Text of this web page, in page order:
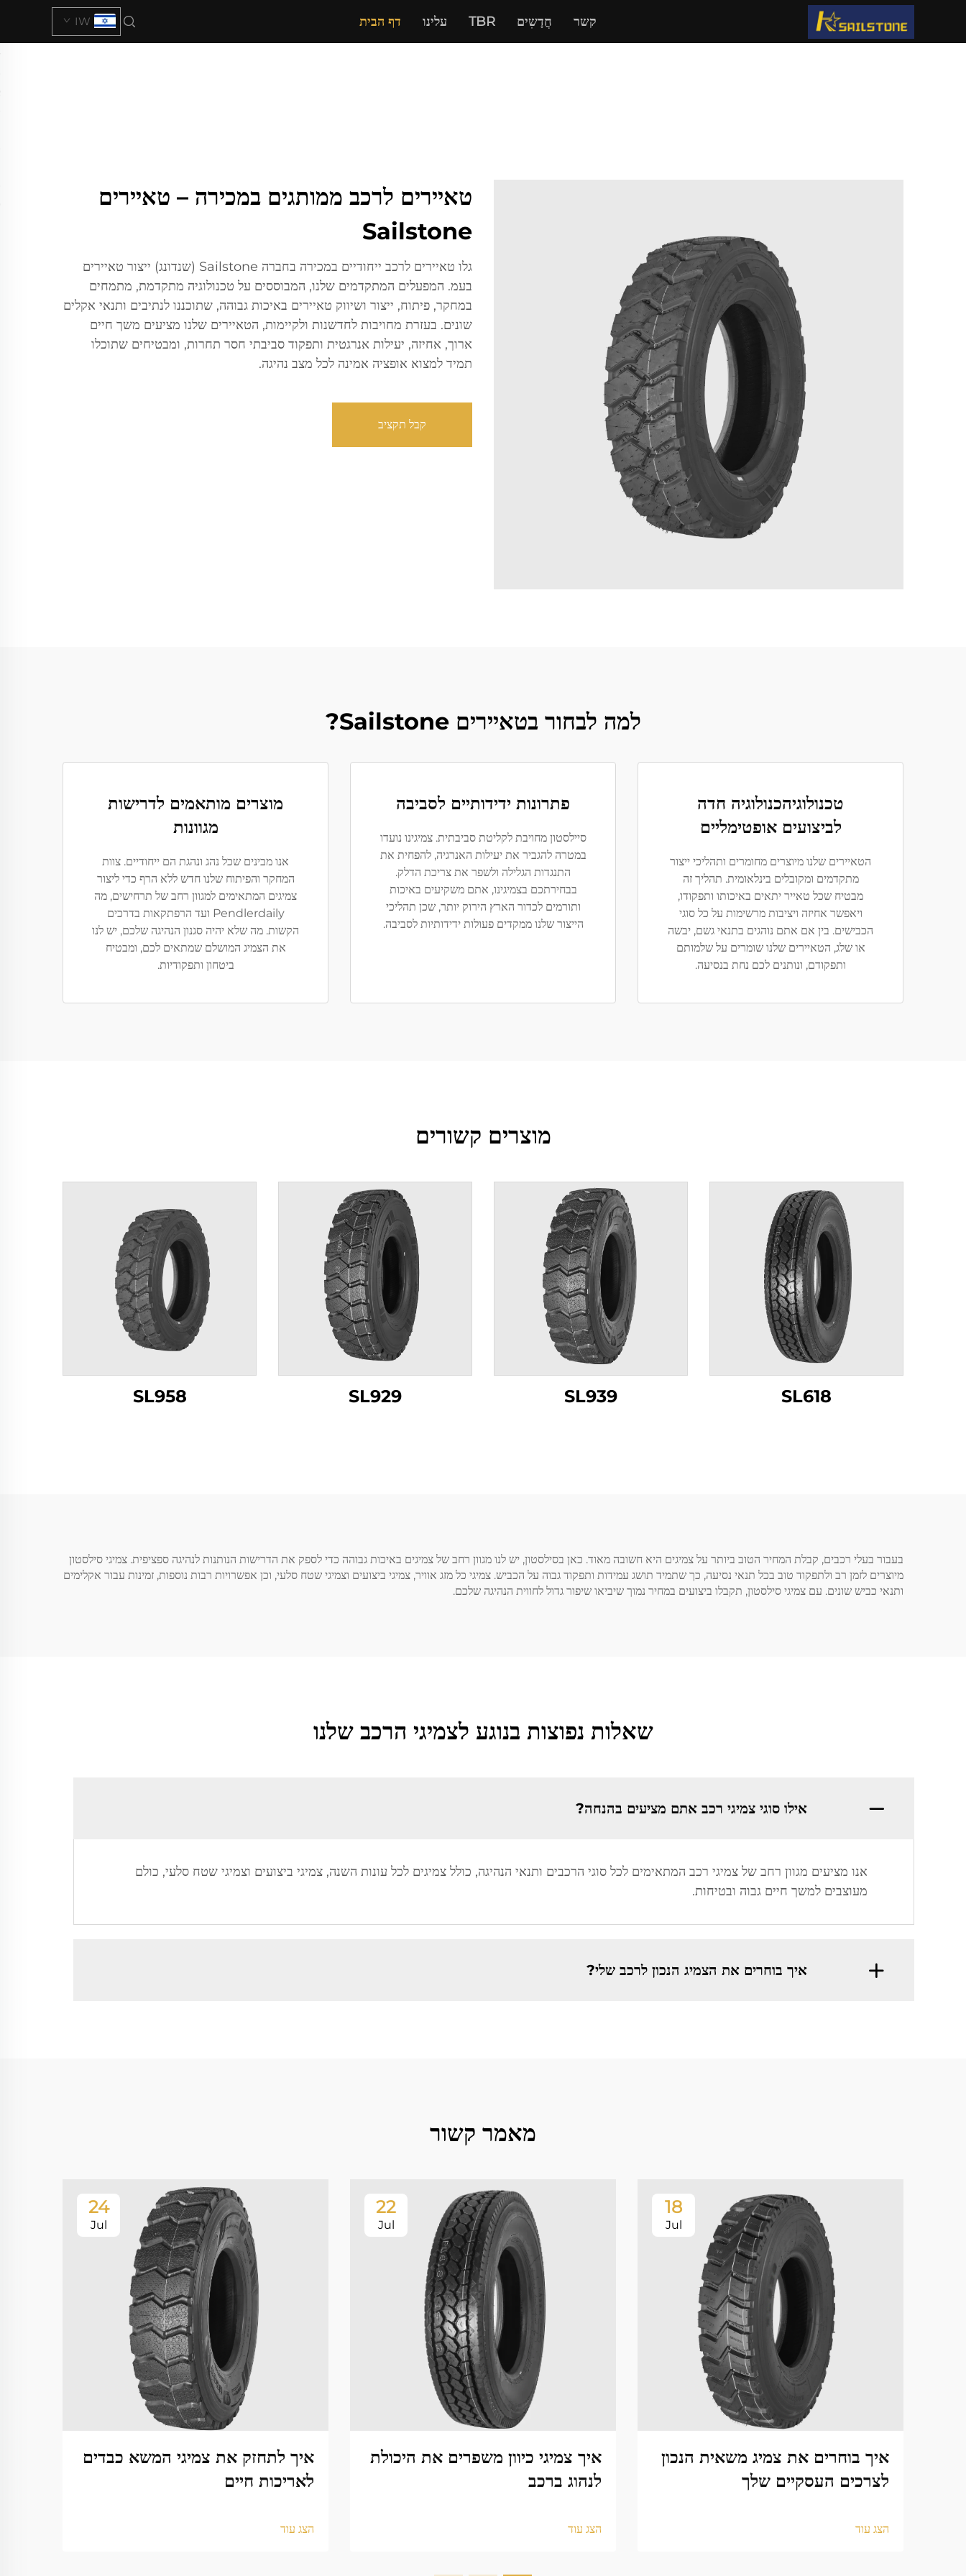
דף הבית עלינו TBR חֲדָשִים קשר IW
טאיירים לרכב ממותגים במכירה – טאיירים
Sailstone
גלו טאיירים לרכב ייחודיים במכירה בחברה Sailstone (שנדונג) ייצור טאיירים
בעמ. המפעלים המתקדמים שלנו, המבוססים על טכנולוגיה מתקדמת, מתמחים
במחקר, פיתוח, ייצור ושיווק טאיירים באיכות גבוהה, שתוכננו לנתיבים ותנאי אקלים
שונים. בעזרת מחויבות לחדשנות ולקיימות, הטאיירים שלנו מציעים משך חיים
ארוך, אחיזה, יעילות אנרגטית ותפקוד סביבתי חסר תחרות, ומבטיחים שתוכלו
תמיד למצוא אופציה אמינה לכל מצב נהיגה.
קבל תקציב
למה לבחור בטאיירים Sailstone?
טכנולוגיהכנולוגיה חדה
לביצועים אופטימליים
הטאיירים שלנו מיוצרים מחומרים ותהליכי ייצור
מתקדמים ומקובלים בינלאומית. תהליך זה
מבטיח שכל טאייר יתאים באיכותו ותפקודו,
ויאפשר אחיזה ויציבות מרשימות על כל סוגי
הכבישים. בין אם אתם נוהגים בתנאי גשם, יבשה
או שלג, הטאיירים שלנו שומרים על שלמותם
ותפקודם, ונותנים לכם נחת בנסיעה.
פתרונות ידידותיים לסביבה
סיילסטון מחויבת לקליטת סביבתית. צמיגינו נועדו
במטרה להגביר את יעילות האנרגיה, להפחית את
התנגדות הגלילה ולשפר את צריכת הדלק.
בבחירתכם בצמיגינו, אתם משקיעים באיכות
ותורמים לכדור הארץ הירוק יותר, שכן תהליכי
הייצור שלנו ממקדים פעולות ידידותיות לסביבה.
מוצרים מותאמים לדרישות
מגוונות
אנו מבינים שכל נהג ונהגת הם ייחודיים. צוות
המחקר והפיתוח שלנו חדש ללא הרף כדי ליצור
צמיגים המתאימים למגוון רחב של תרחישים, מה
Pendlerdaily ועד הרפתקאות בדרכים
הקשות. מה שלא יהיה סגנון הנהיגה שלכם, יש לנו
את הצמיג המושלם שמתאים לכם, ומבטיח
ביטחון ותפקודיות.
מוצרים קשורים
SL618
SL939
SL929
SL958
בעבור בעלי רכבים, קבלת המחיר הטוב ביותר על צמיגים היא חשובה מאוד. כאן בסילסטון, יש לנו מגוון רחב של צמיגים באיכות גבוהה כדי לספק את הדרישות הנותנות לנהיגה ספציפית. צמיגי סילסטון
מיוצרים לזמן רב ולתפקוד טוב בכל תנאי נסיעה, כך שתמיד תושג עמידות ותפקוד גבוה על הכביש. צמיגי כל מזג אוויר, צמיגי ביצועים וצמיגי שטח סלעי, וכן אפשרויות רבות נוספות, זמינות עבור אקלימים
ותנאי כביש שונים. עם צמיגי סילסטון, תקבלו ביצועים במחיר נמוך שיביאו שיפור גדול לחווית הנהיגה שלכם.
שאלות נפוצות בנוגע לצמיגי הרכב שלנו
אילו סוגי צמיגי רכב אתם מציעים בהנחה?
אנו מציעים מגוון רחב של צמיגי רכב המתאימים לכל סוגי הרכבים ותנאי הנהיגה, כולל צמיגים לכל עונות השנה, צמיגי ביצועים וצמיגי שטח סלעי, כולם
מעוצבים למשך חיים גבוה ובטיחות.
איך בוחרים את הצמיג הנכון לרכב שלי?
מאמר קשור
18
Jul
איך בוחרים את צמיג משאית הנכון
לצרכים העסקיים שלך
הצג עוד
22
Jul
איך צמיגי כיוון משפרים את היכולת
לנהוג ברכב
הצג עוד
24
Jul
איך לתחזק את צמיגי המשא כבדים
לאריכות חיים
הצג עוד